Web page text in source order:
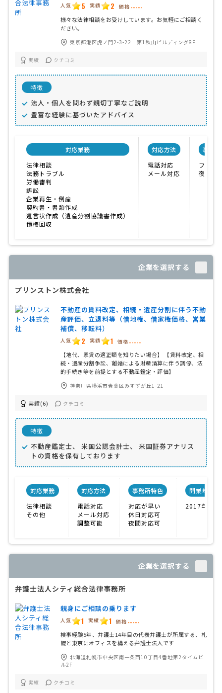
人気 5 実績 2 価格 -----
様々な法律相談をお受けしています。お気軽にご相談く
ださい。
東京都港区虎ノ門2-3-22 第1秋山ビルディング8F
実績 クチコミ
特徴
法人・個人を問わず親切丁寧なご説明
豊富な経験に基づいたアドバイス
対応業務
法律相談
法務トラブル
労働審判
訴訟
企業再生・倒産
契約書・書類作成
遺言状作成（遺産分割協議書作成）
債権回収
対応方法
電話対応
メール対応
事務
フラン
夜間対
企業を選択する
プリンストン株式会社
不動産の賃料改定、相続・遺産分割に伴う不動
産評価、立退料等（借地権、借家権価格、営業
補償、移転料）
人気 2 実績 1 価格 -----
【地代、家賃の適正額を知りたい場合】 【賃料改定、相
続・遺産分割争訟、離婚による財産清算に伴う調停、法
的手続き等を前提とする不動産鑑定・評価】
神奈川県横浜市青葉区みすずが丘1-21
実績(6) クチコミ
特徴
不動産鑑定士、 米国公認会計士、 米国証券アナリス
トの資格を保有しております
対応業務
法律相談
その他
対応方法
電話対応
メール対応
調整可能
事務所特色
対応が早い
休日対応可
夜間対応可
開業年
2017年
企業を選択する
弁護士法人シティ総合法律事務所
親身にご相談の乗ります
人気 1 実績 1 価格 -----
検事経験5年、弁護士14年目の代表弁護士が所属する、札
幌と東京にオフィスを構える弁護士法人です
北海道札幌市中央区南一条西10丁目4番地第2タイムビ
ル2F
実績 クチコミ